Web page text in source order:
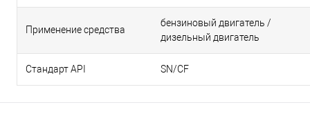
Применение средства
бензиновый двигатель /
дизельный двигатель
Стандарт API SN/CF